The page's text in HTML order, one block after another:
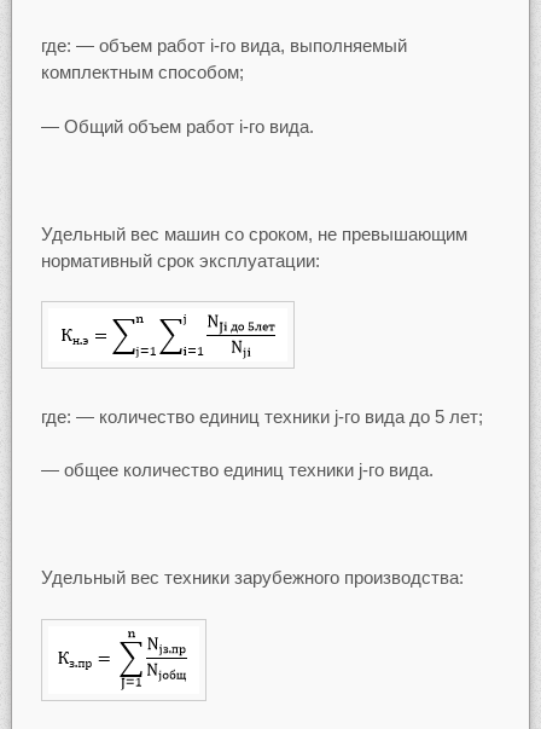
где: — объем работ i-го вида, выполняемый
комплектным способом;
— Общий объем работ i-го вида.
Удельный вес машин со сроком, не превышающим
нормативный срок эксплуатации:
где: — количество единиц техники j-го вида до 5 лет;
— общее количество единиц техники j-го вида.
Удельный вес техники зарубежного производства: